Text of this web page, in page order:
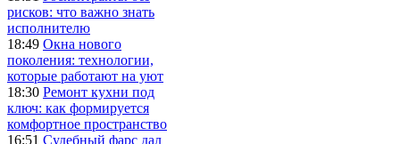
рисков: что важно знать
исполнителю
18:49 Окна нового
поколения: технологии,
которые работают на уют
18:30 Ремонт кухни под
ключ: как формируется
комфортное пространство
16:51 Судебный фарс дал